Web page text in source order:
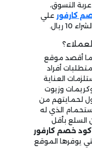
التسوق،
كارفور علي
ريال.
ما أقصد موقع
أفراد
العناية
وزيوت
لحمايتهم من
الذي له
السلع بأقل
كود خصم كارفور
يوفرها الموقع